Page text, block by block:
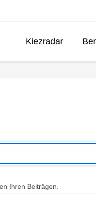
Kiezradar
Ihren Beiträgen.